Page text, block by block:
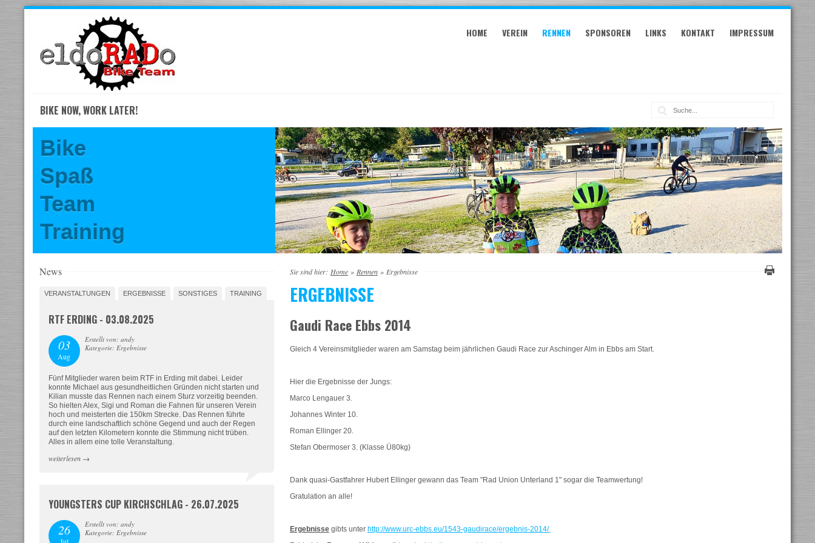
content
HOME VEREIN RENNEN SPONSOREN LINKS KONTAKT IMPRESSUM
BIKE NOW, WORK LATER! Suche:
Bike
Spaß
Team
Training
Sie sind hier: Home » Rennen » Ergebnisse
ERGEBNISSE
Gaudi Race Ebbs 2014
Gleich 4 Vereinsmitglieder waren am Samstag beim jährlichen Gaudi Race zur Aschinger Alm in Ebbs am Start.
Hier die Ergebnisse der Jungs:
Marco Lengauer 3.
Johannes Winter 10.
Roman Ellinger 20.
Stefan Obermoser 3. (Klasse Ü80kg)
Dank quasi-Gastfahrer Hubert Ellinger gewann das Team "Rad Union Unterland 1" sogar die Teamwertung!
Gratulation an alle!
Ergebnissegibts unter http://www.urc-ebbs.eu/1543-gaudirace/ergebnis-2014/
News
VERANSTALTUNGEN ERGEBNISSE SONSTIGES TRAINING
RTF ERDING - 03.08.2025
03
Aug
Erstellt von: andy
Kategorie: Ergebnisse
Fünf Mitglieder waren beim RTF in Erding mit dabei. Leider
konnte Michael aus gesundheitlichen Gründen nicht starten und
Kilian musste das Rennen nach einem Sturz vorzeitig beenden.
So hielten Alex, Sigi und Roman die Fahnen für unseren Verein
hoch und meisterten die 150km Strecke. Das Rennen führte
durch eine landschaftlich schöne Gegend und auch der Regen
auf den letzten Kilometern konnte die Stimmung nicht trüben.
Alles in allem eine tolle Veranstaltung.
weiterlesen→
YOUNGSTERS CUP KIRCHSCHLAG - 26.07.2025
26
Erstellt von: andy
Kategorie: Ergebnisse